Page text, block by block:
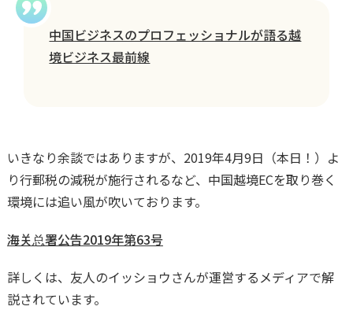
中国ビジネスのプロフェッショナルが語る越
境ビジネス最前線
いきなり余談ではありますが、2019年4月9日（本日！）よ
り行郵税の減税が施行されるなど、中国越境ECを取り巻く
環境には追い風が吹いております。
海关总署公告2019年第63号
詳しくは、友人のイッショウさんが運営するメディアで解
説されています。